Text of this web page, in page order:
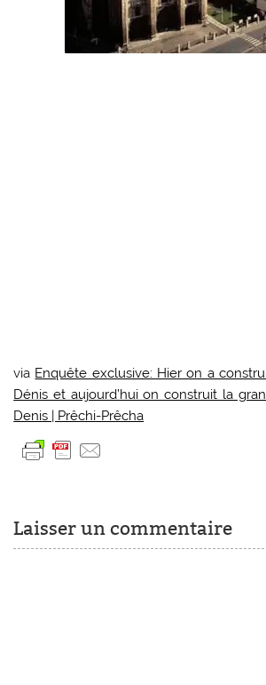
via Enquête exclusive: Hier on a
Dénis et aujourd’hui on construit la
Denis | Prêchi-Prêcha
Laisser un commentaire